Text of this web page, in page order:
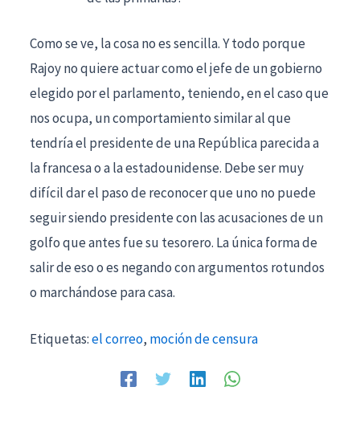
Como se ve, la cosa no es sencilla. Y todo porque
Rajoy no quiere actuar como el jefe de un gobierno
elegido por el parlamento, teniendo, en el caso que
nos ocupa, un comportamiento similar al que
tendría el presidente de una República parecida a
la francesa o a la estadounidense. Debe ser muy
difícil dar el paso de reconocer que uno no puede
seguir siendo presidente con las acusaciones de un
golfo que antes fue su tesorero. La única forma de
salir de eso o es negando con argumentos rotundos
o marchándose para casa.
Etiquetas:el correo, moción de censura